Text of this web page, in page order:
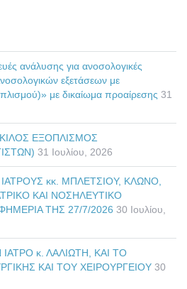
ανάλυσης για ανοσολογικές
εξετάσεων με
με δικαίωμα προαίρεσης 31
ΕΞΟΠΛΙΣΜΟΣ
31 Ιουλίου, 2026
κκ. ΜΠΛΕΤΣΙΟΥ, ΚΛΩΝΟ,
ΚΑΙ ΝΟΣΗΛΕΥΤΙΚΟ
ΤΗΣ 27/7/2026 30 Ιουλίου,
κ. ΛΑΛΙΩΤΗ, ΚΑΙ ΤΟ
ΚΑΙ ΤΟΥ ΧΕΙΡΟΥΡΓΕΙΟΥ 30